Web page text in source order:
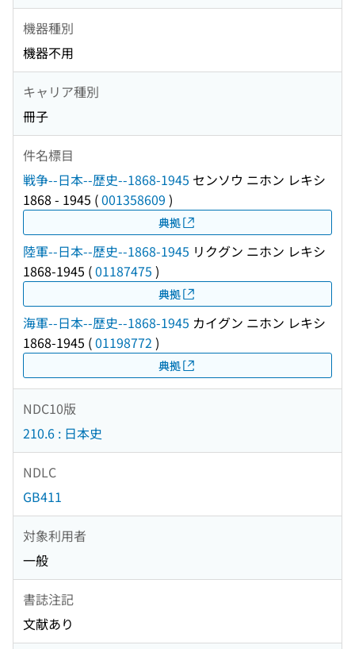
機器種別
機器不用
キャリア種別
冊子
件名標目
戦争--日本--歴史--1868-1945 センソウ ニホン レキシ
1868 - 1945 (001358609 )
典拠
陸軍--日本--歴史--1868-1945 リクグン ニホン レキシ
1868-1945 (01187475 )
典拠
海軍--日本--歴史--1868-1945 カイグン ニホン レキシ
1868-1945 (01198772 )
典拠
NDC10版
210.6 : 日本史
NDLC
GB411
対象利用者
一般
書誌注記
文献あり